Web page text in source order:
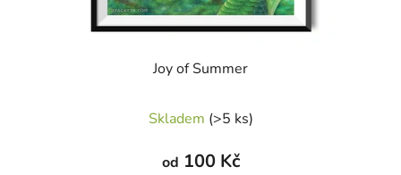
Joy of Summer
Skladem (>5 ks)
od 100 Kč